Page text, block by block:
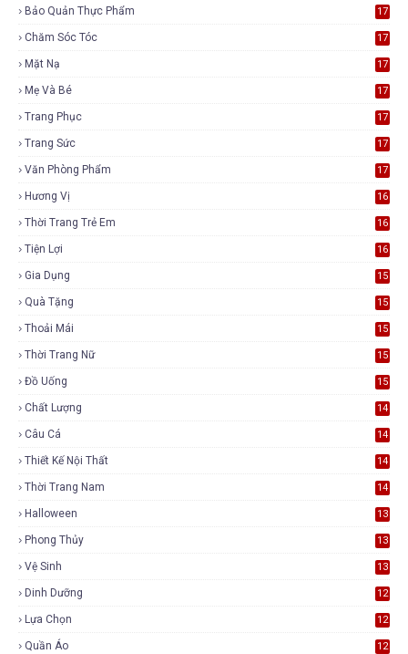
Bảo Quản Thực Phẩm 17
Chăm Sóc Tóc 17
Mặt Nạ 17
Mẹ Và Bé 17
Trang Phục 17
Trang Sức 17
Văn Phòng Phẩm 17
Hương Vị 16
Thời Trang Trẻ Em 16
Tiện Lợi 16
Gia Dụng 15
Quà Tặng 15
Thoải Mái 15
Thời Trang Nữ 15
Đồ Uống 15
Chất Lượng 14
Câu Cá 14
Thiết Kế Nội Thất 14
Thời Trang Nam 14
Halloween 13
Phong Thủy 13
Vệ Sinh 13
Dinh Dưỡng 12
Lựa Chọn 12
Quần Áo 12